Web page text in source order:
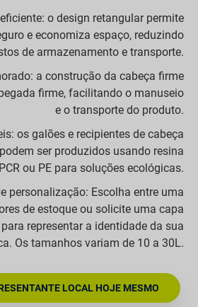
o design retangular permite
e economiza espaço, reduzindo
de armazenamento e transporte.
a construção da cabeça firme
firme, facilitando o manuseio
e o transporte do produto.
os galões e recipientes de cabeça
ser produzidos usando resina
PCR ou PE para soluções ecológicas.
personalização: Escolha entre uma
de estoque ou solicite uma capa
representar a identidade da sua
Os tamanhos variam de 10 a 30L.
LOCAL HOJE MESMO